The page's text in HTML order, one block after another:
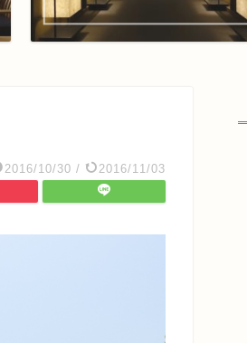
2016/10/30 / 2016/11/03